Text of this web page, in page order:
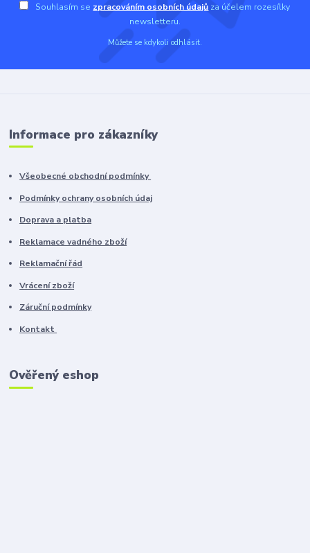
Souhlasím se zpracováním osobních údajů za účelem rozesílky
newsletteru.
Můžete se kdykoli odhlásit.
Informace pro zákazníky
Všeobecné obchodní podmínky
Podmínky ochrany osobních údaj
Doprava a platba
Reklamace vadného zboží
Reklamační řád
Vrácení zboží
Záruční podmínky
Kontakt
Ověřený eshop